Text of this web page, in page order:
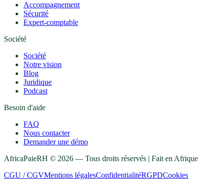
Accompagnement
Sécurité
Expert-comptable
Société
Société
Notre vision
Blog
Juridique
Podcast
Besoin d'aide
FAQ
Nous contacter
Demander une démo
AfricaPaieRH © 2026 — Tous droits réservés | Fait en Afrique
CGU / CGVMentions légalesConfidentialitéRGPDCookies